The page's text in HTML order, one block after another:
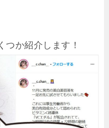
つか紹介します！